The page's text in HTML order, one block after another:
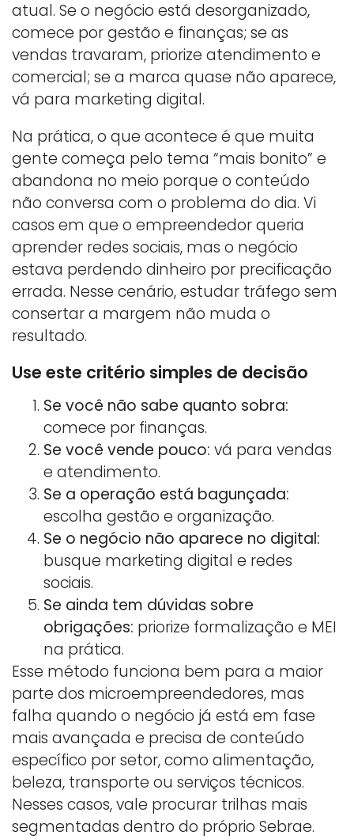
atual. Se o negócio está desorganizado,
comece por gestão e finanças; se as
vendas travaram, priorize atendimento e
comercial; se a marca quase não aparece,
vá para marketing digital.
Na prática, o que acontece é que muita
gente começa pelo tema “mais bonito” e
abandona no meio porque o conteúdo
não conversa com o problema do dia. Vi
casos em que o empreendedor queria
aprender redes sociais, mas o negócio
estava perdendo dinheiro por precificação
errada. Nesse cenário, estudar tráfego sem
consertar a margem não muda o
resultado.
Use este critério simples de decisão
Se você não sabe quanto sobra:
comece por finanças.
Se você vende pouco: vá para vendas
e atendimento.
Se a operação está bagunçada:
escolha gestão e organização.
Se o negócio não aparece no digital:
busque marketing digital e redes
sociais.
Se ainda tem dúvidas sobre
obrigações: priorize formalização e MEI
na prática.
Esse método funciona bem para a maior
parte dos microempreendedores, mas
falha quando o negócio já está em fase
mais avançada e precisa de conteúdo
específico por setor, como alimentação,
beleza, transporte ou serviços técnicos.
Nesses casos, vale procurar trilhas mais
segmentadas dentro do próprio Sebrae.